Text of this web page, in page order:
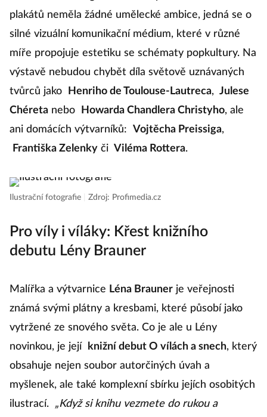
plakátů neměla žádné umělecké ambice, jedná se o
silné vizuální komunikační médium, které v různé
míře propojuje estetiku se schématy popkultury. Na
výstavě nebudou chybět díla světově uznávaných
tvůrců jako
Henriho de Toulouse-Lautreca, Julese
Chéreta nebo Howarda Chandlera Christyho, ale
ani domácích výtvarníků:
Vojtěcha Preissiga,
Františka Zelenkyči Viléma Rottera.
Ilustrační fotografie Zdroj: Profimedia.cz
Pro víly i víláky: Křest knižního
debutu Lény Brauner
Malířka a výtvarnice Léna Brauner je veřejnosti
známá svými plátny a kresbami, které působí jako
vytržené ze snového světa. Co je ale u Lény
novinkou, je její
knižní debut O vílách a snech, který
obsahuje nejen soubor autorčiných úvah a
myšlenek, ale také komplexní sbírku jejích osobitých
ilustrací.
„Když si knihu vezmete do rukou a